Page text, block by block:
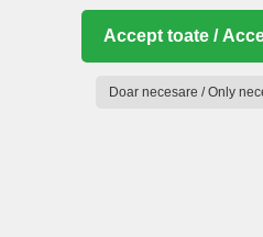
Accept toate /
Doar necesare / Only